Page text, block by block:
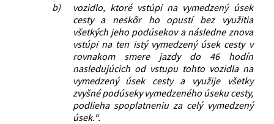
b)
vozidlo, ktoré vstúpi na vymedzený úsek
cesty a neskôr ho opustí bez využitia
všetkých jeho podúsekov a následne znova
vstúpi na ten istý vymedzený úsek cesty v
rovnakom smere jazdy do 46 hodín
nasledujúcich od vstupu tohto vozidla na
vymedzený úsek cesty a využije všetky
zvyšné podúseky vymedzeného úseku cesty,
podlieha spoplatneniu za celý vymedzený
úsek.“.